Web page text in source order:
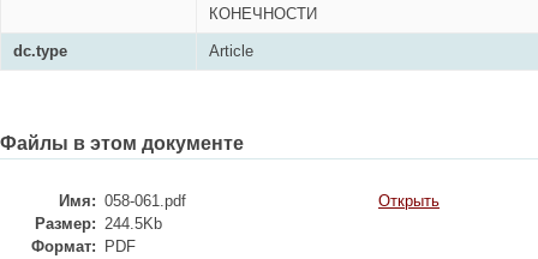
КОНЕЧНОСТИ
dc.type Article
Файлы в этом документе
Имя: 058-061.pdf
Размер: 244.5Kb
Формат:
PDF
Открыть